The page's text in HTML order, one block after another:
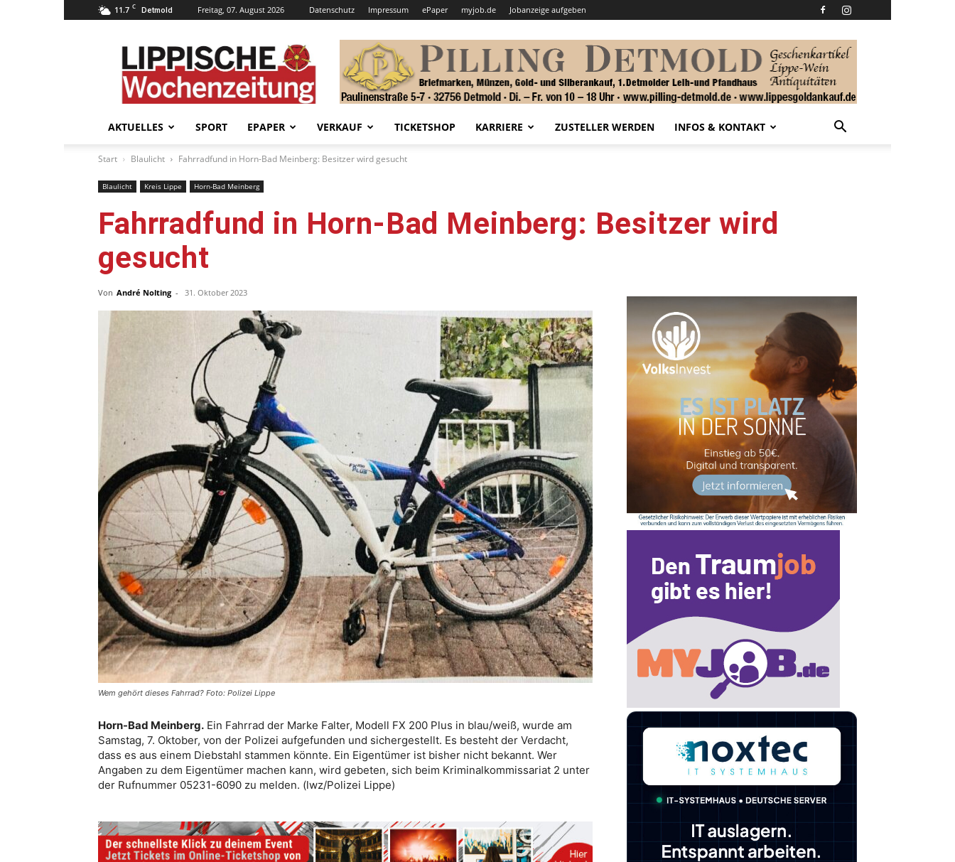
11.7 C Detmold Freitag, 07. August 2026 Datenschutz Impressum ePaper myjob.de Jobanzeige aufgeben
Lippische
Wochenzeitung
–
LWZ24.de
AKTUELLES SPORT EPAPER VERKAUF TICKETSHOP KARRIERE ZUSTELLER WERDEN INFOS & KONTAKT
Start Blaulicht Fahrradfund in Horn-Bad Meinberg: Besitzer wird gesucht
Blaulicht Kreis Lippe Horn-Bad Meinberg
Fahrradfund in Horn-Bad Meinberg: Besitzer wird
gesucht
Von André Nolting - 31. Oktober 2023
Wem gehört dieses Fahrrad? Foto: Polizei Lippe
Horn-Bad Meinberg. Ein Fahrrad der Marke Falter, Modell FX 200 Plus in blau/weiß, wurde am
Samstag, 7. Oktober, von der Polizei aufgefunden und sichergestellt. Es besteht der Verdacht,
dass es aus einem Diebstahl stammen könnte. Ein Eigentümer ist bisher nicht bekannt. Wer
Angaben zu dem Eigentümer machen kann, wird gebeten, sich beim Kriminalkommissariat 2 unter
der Rufnummer 05231-6090 zu melden. (lwz/Polizei Lippe)